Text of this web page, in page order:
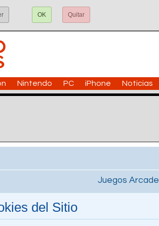
OK Quitar
Nintendo PC iPhone Noticias
Juegos Arcade
del Sitio